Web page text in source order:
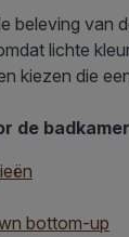
beleving van
lichte
kiezen die
de
bottom-up